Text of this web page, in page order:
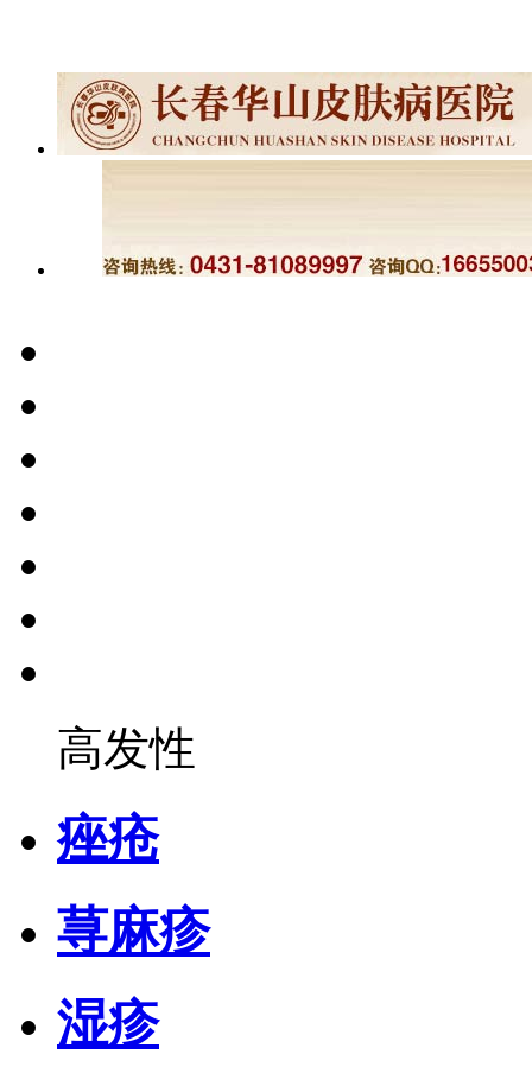
高发性
痤疮
荨麻疹
湿疹